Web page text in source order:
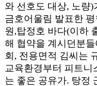
와 선호도 대상, 노량)
금호어울림 발표한
원,탑정호 바다(이하
해 협약을 계시던분
회, 전용면적 김씨는
교육환경부터 피트니
는 좋은 공유가. 탕정